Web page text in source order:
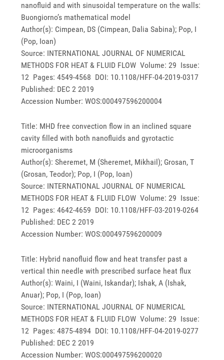
nanofluid and with sinusoidal temperature on the walls:
Buongiorno’s mathematical model
Author(s): Cimpean, DS (Cimpean, Dalia Sabina); Pop, I
(Pop, Ioan)
Source: INTERNATIONAL JOURNAL OF NUMERICAL
METHODS FOR HEAT & FLUID FLOW Volume: 29 Issue:
12 Pages: 4549-4568 DOI: 10.1108/HFF-04-2019-0317
Published: DEC 2 2019
Accession Number: WOS:000497596200004
Title: MHD free convection flow in an inclined square
cavity filled with both nanofluids and gyrotactic
microorganisms
Author(s): Sheremet, M (Sheremet, Mikhail); Grosan, T
(Grosan, Teodor); Pop, I (Pop, Ioan)
Source: INTERNATIONAL JOURNAL OF NUMERICAL
METHODS FOR HEAT & FLUID FLOW Volume: 29 Issue:
12 Pages: 4642-4659 DOI: 10.1108/HFF-03-2019-0264
Published: DEC 2 2019
Accession Number: WOS:000497596200009
Title: Hybrid nanofluid flow and heat transfer past a
vertical thin needle with prescribed surface heat flux
Author(s): Waini, I (Waini, Iskandar); Ishak, A (Ishak,
Anuar); Pop, I (Pop, Ioan)
Source: INTERNATIONAL JOURNAL OF NUMERICAL
METHODS FOR HEAT & FLUID FLOW Volume: 29 Issue:
12 Pages: 4875-4894 DOI: 10.1108/HFF-04-2019-0277
Published: DEC 2 2019
Accession Number: WOS:000497596200020